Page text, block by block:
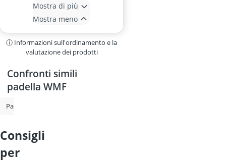
Mostra di più
Mostra meno
ⓘ Informazioni sull'ordinamento e la
valutazione dei prodotti
Confronti simili
padella WMF
Padella
consigli
per